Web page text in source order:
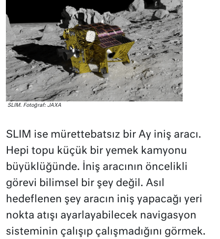
SLIM. Fotoğraf: JAXA
SLIM ise mürettebatsız bir Ay iniş aracı.
Hepi topu küçük bir yemek kamyonu
büyüklüğünde. İniş aracının öncelikli
görevi bilimsel bir şey değil. Asıl
hedeflenen şey aracın iniş yapacağı yeri
nokta atışı ayarlayabilecek navigasyon
sisteminin çalışıp çalışmadığını görmek.